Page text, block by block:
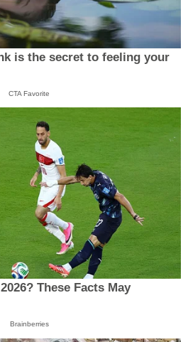
is the secret to feeling your
CTA Favorite
These Facts May
Brainberries